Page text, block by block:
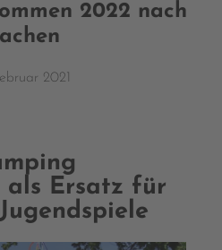
2022 nach
2021
als Ersatz für